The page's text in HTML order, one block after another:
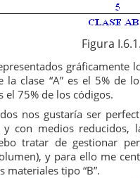
Figura I.6.1.
gráficamente
la clase “A” es el 5% de
el 75% de los códigos.
nos gustaría ser
con medios reducidos,
tratar de gestionar
y para ello me
materiales tipo “B”.